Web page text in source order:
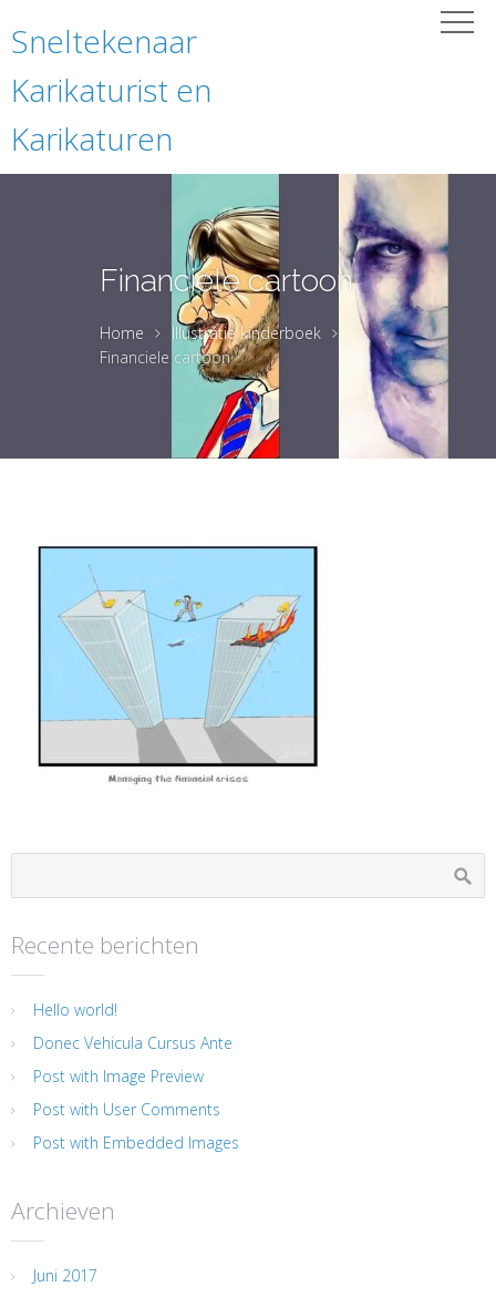
Sneltekenaar
Karikaturist en
Karikaturen
Financiele cartoon
Home
Illustratie kinderboek
Financiele cartoon
Recente berichten
Hello world!
Donec Vehicula Cursus Ante
Post with Image Preview
Post with User Comments
Post with Embedded Images
Archieven
Juni 2017